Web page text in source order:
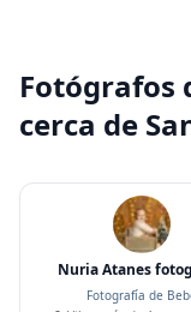
Fotógrafos
cerca de
Nuria Atanes
Fotografía de